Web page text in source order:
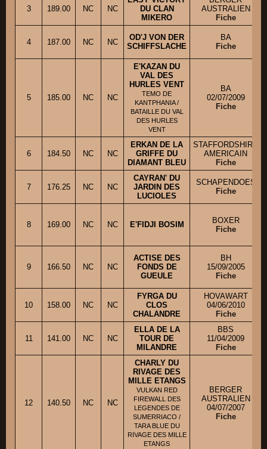
3 189.00 NC NC
DU CLAN
MIKERO
AUSTRALIEN
Fiche
4 187.00 NC NC
OD'J VON DER
SCHIFFSLACHE
BA
Fiche
5 185.00 NC NC
E'KAZAN DU
VAL DES
HURLES VENT
TEMO DE
KANTPHANIA /
BATAILLE DU VAL
DES HURLES
VENT
BA
02/07/2009
Fiche
6 184.50 NC NC
ERKAN DE LA
GRIFFE DU
DIAMANT BLEU
STAFFORDSHIRE
AMERICAIN
Fiche
7 176.25 NC NC
CAYRAN' DU
JARDIN DES
LUCIOLES
SCHAPENDOES
Fiche
8 169.00 NC NC E'FIDJI BOSIM
BOXER
Fiche
9 166.50 NC NC
ACTISE DES
FONDS DE
GUEULE
BH
15/09/2005
Fiche
10 158.00 NC NC
FYRGA DU
CLOS
CHALANDRE
HOVAWART
04/06/2010
Fiche
11 141.00 NC NC
ELLA DE LA
TOUR DE
MILANDRE
BBS
11/04/2009
Fiche
12 140.50 NC NC
CHARLY DU
RIVAGE DES
MILLE ETANGS
VULKAN RED
FIREWALL DES
LEGENDES DE
SUMERRIACO /
TARA BLUE DU
RIVAGE DES MILLE
ETANGS
BERGER
AUSTRALIEN
04/07/2007
Fiche